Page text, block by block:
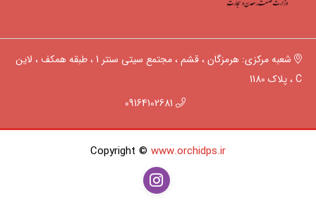
شعبه مرکزی: هرمزگان ، قشم ، مجتمع سیتی سنتر 1 ، طبقه همکف ، لاین
C ، پلاک 1180
09164102681
Copyright © www.orchidps.ir